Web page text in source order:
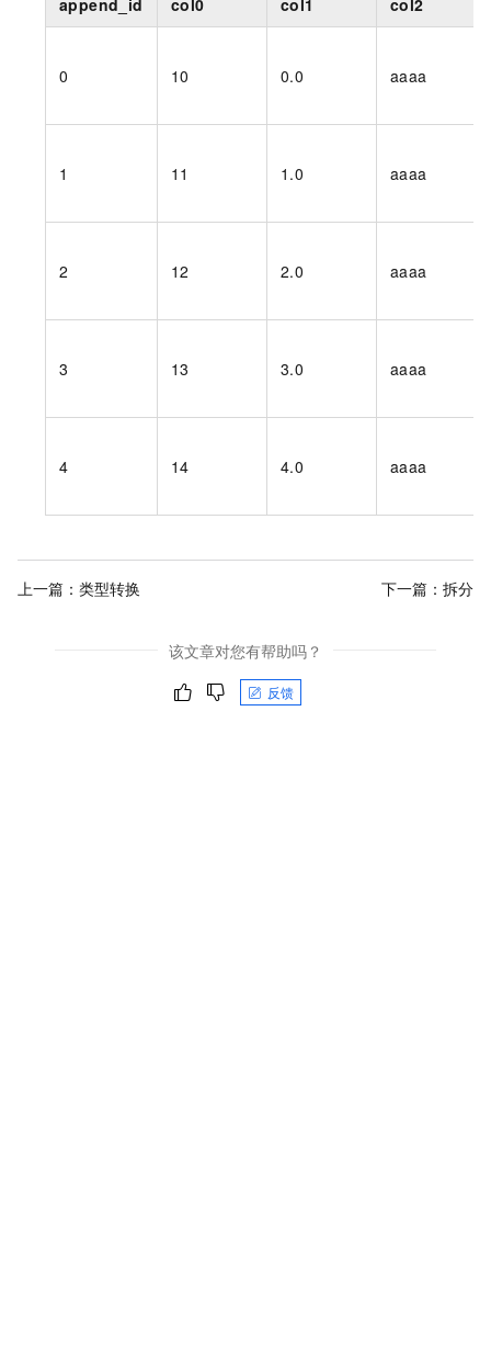
0 10 0.0 aaaa
1 11 1.0 aaaa
2 12 2.0 aaaa
3 13 3.0 aaaa
4 14 4.0 aaaa
上一篇： 类型转换 下一篇： 拆分
该文章对您有帮助吗？
反馈